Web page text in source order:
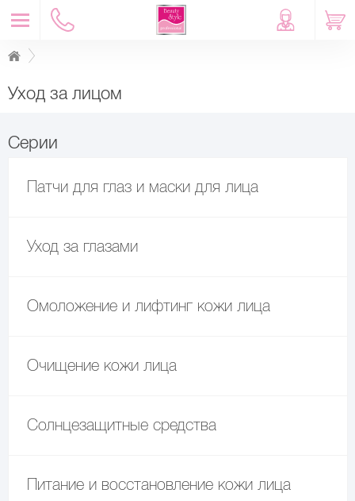
Уход за лицом
Серии
Патчи для глаз и маски для лица
Уход за глазами
Омоложение и лифтинг кожи лица
Очищение кожи лица
Солнцезащитные средства
Питание и восстановление кожи лица